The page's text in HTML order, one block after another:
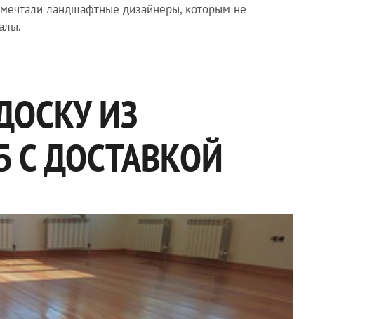
ландшафтные дизайнеры, которым не
ИЗ
С ДОСТАВКОЙ